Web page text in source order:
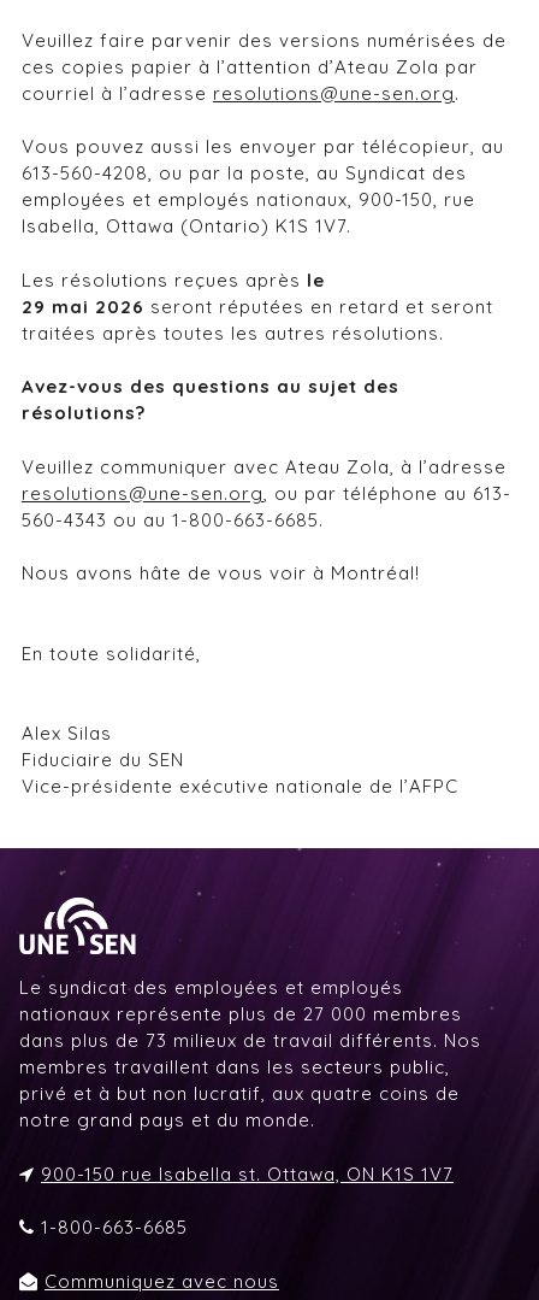
Veuillez faire parvenir des versions numérisées de
ces copies papier à l’attention d’Ateau Zola par
courriel à l’adresse resolutions@une-sen.org.
Vous pouvez aussi les envoyer par télécopieur, au
613-560-4208, ou par la poste, au Syndicat des
employées et employés nationaux, 900-150, rue
Isabella, Ottawa (Ontario) K1S 1V7.
Les résolutions reçues après le
29 mai 2026 seront réputées en retard et seront
traitées après toutes les autres résolutions.
Avez-vous des questions au sujet des
résolutions?
Veuillez communiquer avec Ateau Zola, à l’adresse
resolutions@une-sen.org
, ou par téléphone au 613-
560-4343 ou au 1-800-663-6685.
Nous avons hâte de vous voir à Montréal!
En toute solidarité,
Alex Silas
Fiduciaire du SEN
Vice-présidente exécutive nationale de l’AFPC
Le syndicat des employées et employés
nationaux représente plus de 27 000 membres
dans plus de 73 milieux de travail différents. Nos
membres travaillent dans les secteurs public,
privé et à but non lucratif, aux quatre coins de
notre grand pays et du monde.
900-150 rue Isabella st. Ottawa, ON K1S 1V7
1-800-663-6685
Communiquez avec nous